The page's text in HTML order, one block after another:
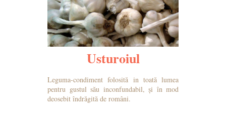
Usturoiul
Leguma-condiment folosită in toată lumea
pentru gustul său inconfundabil, și în mod
deosebit îndrăgită de români.